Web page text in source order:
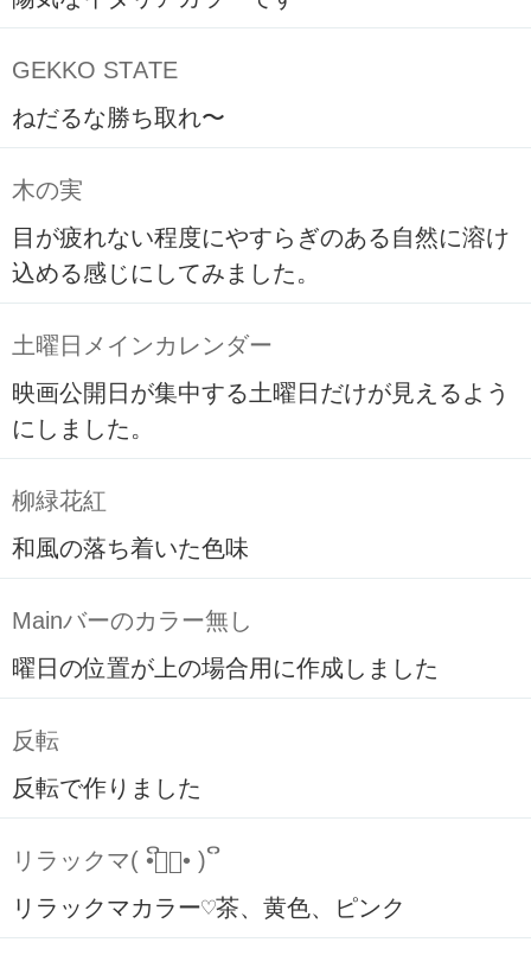
GEKKO STATE
ねだるな勝ち取れ〜
木の実
目が疲れない程度にやすらぎのある自然に溶け
込める感じにしてみました。
土曜日メインカレンダー
映画公開日が集中する土曜日だけが見えるよう
にしました。
柳緑花紅
和風の落ち着いた色味
Mainバーのカラー無し
曜日の位置が上の場合用に作成しました
反転
反転で作りました
リラックマ( ິ•ᆺ⃘• )ິ
リラックマカラー♡茶、黄色、ピンク